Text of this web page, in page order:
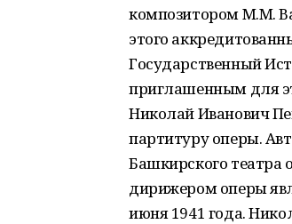
композитором М.М.
этого
Государственный
приглашенным для
Николай Иванович
партитуру оперы.
Башкирского театра
дирижером оперы
июня 1941 года.